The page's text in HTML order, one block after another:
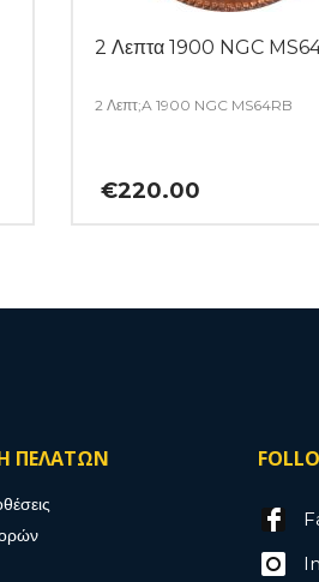
2 Λεπτα 1900 NGC
2 Λεπτ;A 1900 NGC MS64RB
€220.00
ΠΕΛΑΤΩΝ